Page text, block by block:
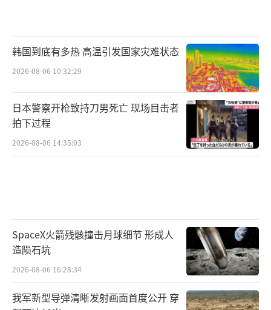
韩国到底有多热 高温引发国家灾难状态
2026-08-06 10:32:29
日本警察开枪致持刀男死亡 现场目击者
拍下过程
2026-08-06 14:35:03
SpaceX火箭残骸撞击月球细节 形成人
造陨石坑
2026-08-06 16:28:34
我军新型导弹清晰发射画面首度公开 穿